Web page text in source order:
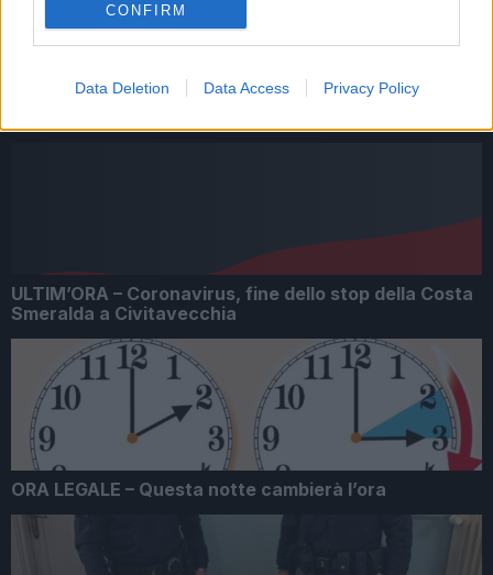
CONFIRM
Data Deletion Data Access Privacy Policy
ULTIM’ORA – Coronavirus, fine dello stop della Costa
Smeralda a Civitavecchia
ORA LEGALE – Questa notte cambierà l’ora